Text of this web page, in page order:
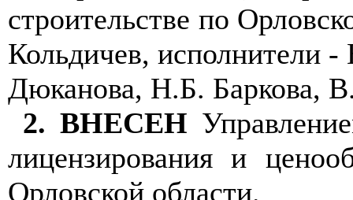
строительстве по
Кольдичев,
Дюканова, Н.Б. Баркова,
2. ВНЕСЕН
лицензирования и
Орловской области.